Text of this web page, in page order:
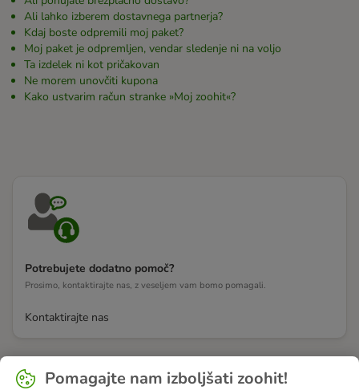
Ali lahko izberem dostavnega partnerja?
Kdaj boste odpremili moj paket?
Moj paket je odpremljen, vendar sledenje ni na voljo
Ta izdelek ni kot pričakovan
Ne morem unovčiti kupona
Kako ustvarim račun stranke »Moj zoohit«?
Potrebujete dodatno pomoč?
Prosimo, kontaktirajte nas, z veseljem vam bomo pomagali.
Kontaktirajte nas
Pomagajte nam izboljšati zoohit!